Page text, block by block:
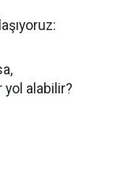
yol alabilir?